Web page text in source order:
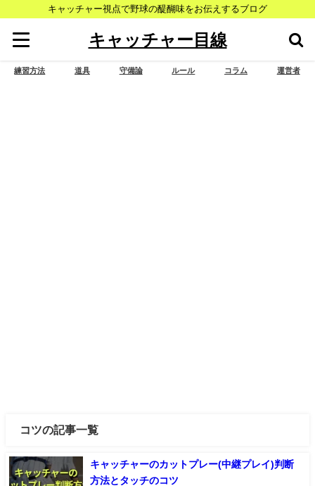
キャッチャー視点で野球の醍醐味をお伝えするブログ
キャッチャー目線
練習方法 道具 守備論 ルール コラム 運営者
コツの記事一覧
キャッチャーのカットプレー(中継プレイ)判断
方法とタッチのコツ